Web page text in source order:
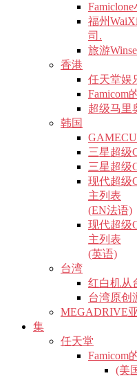
福州
司.
旅游
香港
任天堂娱
Famicom
超级马里
韩国
三星超级
三星超级
现代超级
主列表
(EN法语)
现代超级
主列表
(英语)
台湾
红白机从
台湾原创
MEGADRIVE
集
任天堂
Famicom
(美